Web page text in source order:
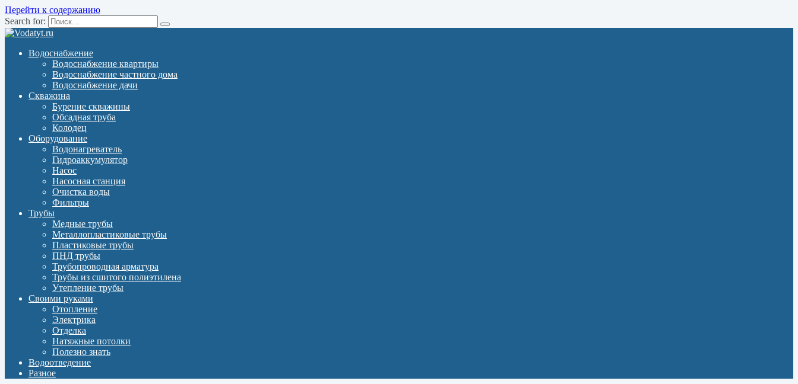
Перейти к содержанию
Search for:
Водоснабжение
Водоснабжение квартиры
Водоснабжение частного дома
Водоснабжение дачи
Скважина
Бурение скважины
Обсадная труба
Колодец
Оборудование
Водонагреватель
Гидроаккумулятор
Насос
Насосная станция
Очистка воды
Фильтры
Трубы
Медные трубы
Металлопластиковые трубы
Пластиковые трубы
ПНД трубы
Трубопроводная арматура
Трубы из сшитого полиэтилена
Утепление трубы
Своими руками
Отопление
Электрика
Отделка
Натяжные потолки
Полезно знать
Водоотведение
Разное